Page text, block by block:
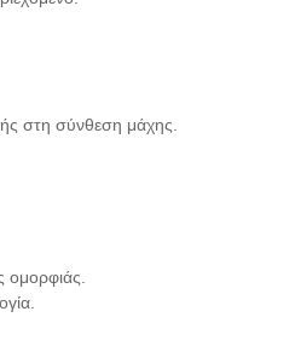
στη σύνθεση μάχης.